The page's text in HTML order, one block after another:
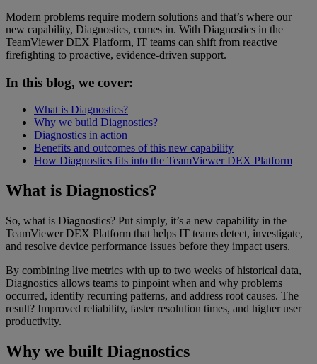
Modern problems require modern solutions and that’s where our
new capability, Diagnostics, comes in. With Diagnostics in the
TeamViewer DEX Platform, IT teams can shift from reactive
firefighting to proactive, evidence-driven support.
In this blog, we cover:
What is Diagnostics?
Why we build Diagnostics?
Diagnostics in action
Benefits and outcomes of this new capability
How Diagnostics fits into the TeamViewer DEX Platform
What is Diagnostics?
So, what is Diagnostics? Put simply, it’s a new capability in the
TeamViewer DEX Platform that helps IT teams detect, investigate,
and resolve device performance issues before they impact users.
By combining live metrics with up to two weeks of historical data,
Diagnostics allows teams to pinpoint when and why problems
occurred, identify recurring patterns, and address root causes. The
result? Improved reliability, faster resolution times, and higher user
productivity.
Why we built Diagnostics